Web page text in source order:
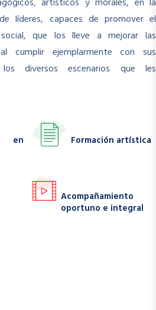
líderes, capaces de promover el
que los lleve a mejorar las
cumplir ejemplarmente con sus
los diversos escenarios que les
en
Formación artística
Acompañamiento
oportuno e integral